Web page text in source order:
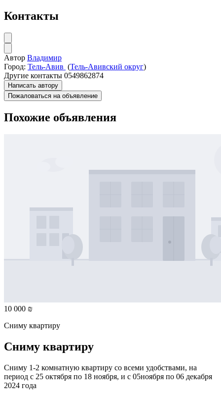
Контакты
Автор Владимир
Город: Тель-Авив (Тель-Авивский округ)
Другие контакты 0549862874
Написать автору
Пожаловаться на объявление
Похожие объявления
10 000 ₪
Сниму квартиру
Сниму квартиру
Сниму 1-2 комнатную квартиру со всеми удобствами, на
период с 25 октября по 18 ноября, и с 05ноября по 06 декабря
2024 года